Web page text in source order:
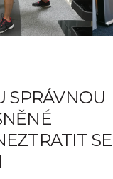
SPRÁVNOU
SE